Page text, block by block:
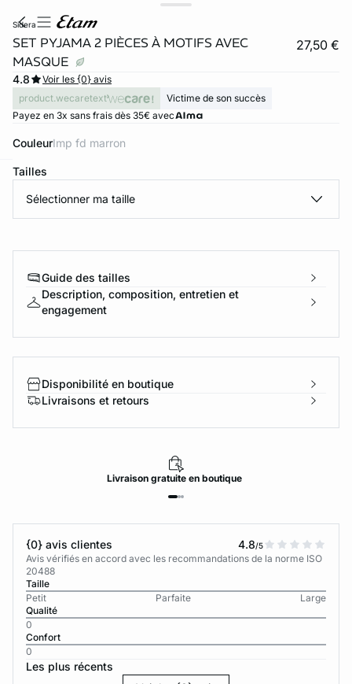
sidera
SET PYJAMA 2 PIÈCES À MOTIFS AVEC
MASQUE
27,50 €
4.8
Voir les {0} avis
product.wecaretext
Victime de son succès
Payez en 3x sans frais dès 35€ avec
Couleur imp fd marron
Tailles
Sélectionner ma taille
Guide des tailles
Description, composition, entretien et
engagement
Disponibilité en boutique
Livraisons et retours
Livraisongratuiteen boutique
{0} avis clientes 4.8/5
Avis vérifiés en accord avec les recommandations de la norme ISO
20488
Taille
Petit
Parfaite
Large
Qualité
0
Confort
0
Les plus récents